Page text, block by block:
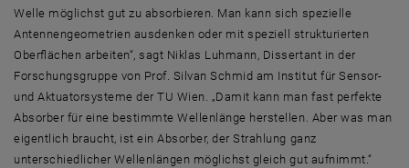
Welle möglichst gut zu absorbieren. Man kann sich spezielle
Antennengeometrien ausdenken oder mit speziell strukturierten
Oberflächen arbeiten“, sagt Niklas Luhmann, Dissertant in der
Forschungsgruppe von Prof. Silvan Schmid am Institut für Sensor-
und Aktuatorsysteme der TU Wien. „Damit kann man fast perfekte
Absorber für eine bestimmte Wellenlänge herstellen. Aber was man
eigentlich braucht, ist ein Absorber, der Strahlung ganz
unterschiedlicher Wellenlängen möglichst gleich gut aufnimmt.“